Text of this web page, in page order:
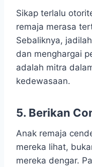
Sikap terlalu
remaja merasa
Sebaliknya,
dan menghargai
adalah mitra
kedewasaan.
5. Berikan
Anak remaja
mereka lihat,
mereka dengar.